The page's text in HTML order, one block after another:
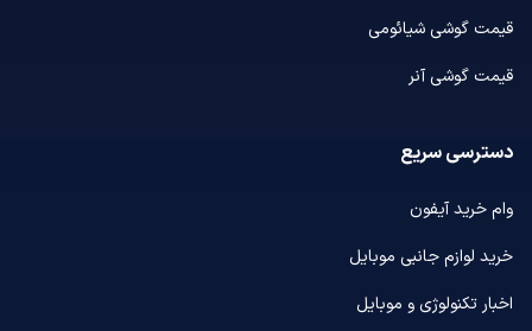
قیمت گوشی شیائومی
قیمت گوشی آنر
دسترسی سریع
وام خرید آیفون
خرید لوازم جانبی موبایل
اخبار تکنولوژی و موبایل